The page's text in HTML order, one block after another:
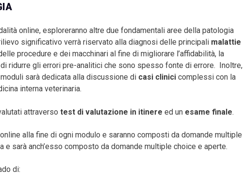
online, esploreranno altre due fondamentali aree della patologia
significativo verrà riservato alla diagnosi delle principali malattie
procedure e dei macchinari al fine di migliorare l’affidabilità, la
ridurre gli errori pre-analitici che sono spesso fonte di errore. Inoltre,
sarà dedicata alla discussione di casi clinici complessi con la
interna veterinaria.
attraverso test di valutazione in itinere ed un esame finale.
alla fine di ogni modulo e saranno composti da domande multiple
sarà anch’esso composto da domande multiple choice e aperte.
di: